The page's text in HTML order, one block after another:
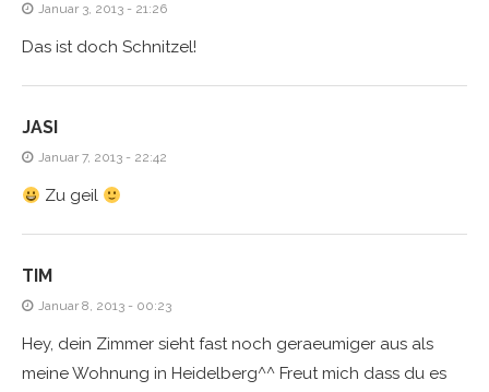
Januar 3, 2013 - 21:26
Das ist doch Schnitzel!
JASI
Januar 7, 2013 - 22:42
Zu geil
TIM
Januar 8, 2013 - 00:23
Hey, dein Zimmer sieht fast noch geraeumiger aus als
meine Wohnung in Heidelberg^^ Freut mich dass du es